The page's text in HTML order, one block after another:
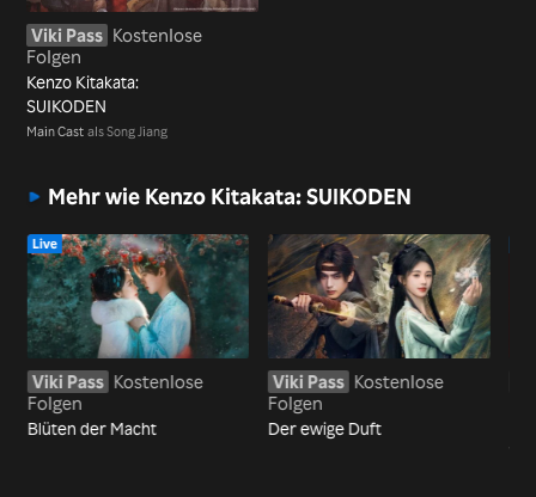
Viki Pass Kostenlose
Folgen
Kenzo Kitakata:
SUIKODEN
Main Cast als Song Jiang
Mehr wie Kenzo Kitakata: SUIKODEN
Live
Viki Pass Kostenlose
Folgen
Blüten der Macht
Viki Pass Kostenlose
Folgen
Der ewige Duft